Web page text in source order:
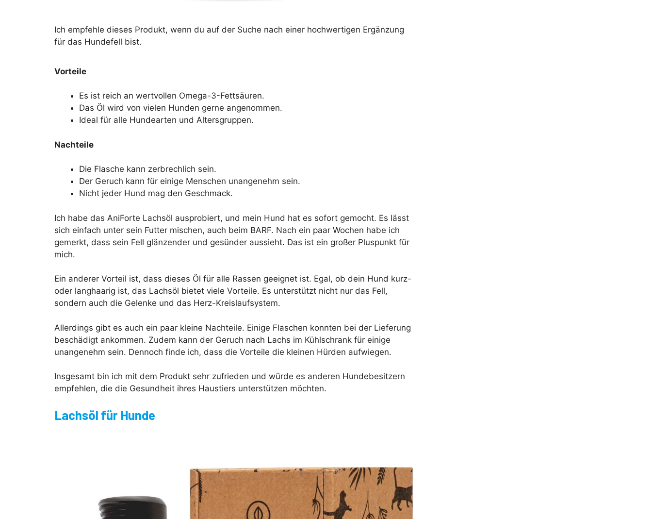
Ich empfehle dieses Produkt, wenn du auf der Suche nach einer hochwertigen Ergänzung
für das Hundefell bist.
Vorteile
Es ist reich an wertvollen Omega-3-Fettsäuren.
Das Öl wird von vielen Hunden gerne angenommen.
Ideal für alle Hundearten und Altersgruppen.
Nachteile
Die Flasche kann zerbrechlich sein.
Der Geruch kann für einige Menschen unangenehm sein.
Nicht jeder Hund mag den Geschmack.
Ich habe das AniForte Lachsöl ausprobiert, und mein Hund hat es sofort gemocht. Es lässt
sich einfach unter sein Futter mischen, auch beim BARF. Nach ein paar Wochen habe ich
gemerkt, dass sein Fell glänzender und gesünder aussieht. Das ist ein großer Pluspunkt für
mich.
Ein anderer Vorteil ist, dass dieses Öl für alle Rassen geeignet ist. Egal, ob dein Hund kurz-
oder langhaarig ist, das Lachsöl bietet viele Vorteile. Es unterstützt nicht nur das Fell,
sondern auch die Gelenke und das Herz-Kreislaufsystem.
Allerdings gibt es auch ein paar kleine Nachteile. Einige Flaschen konnten bei der Lieferung
beschädigt ankommen. Zudem kann der Geruch nach Lachs im Kühlschrank für einige
unangenehm sein. Dennoch finde ich, dass die Vorteile die kleinen Hürden aufwiegen.
Insgesamt bin ich mit dem Produkt sehr zufrieden und würde es anderen Hundebesitzern
empfehlen, die die Gesundheit ihres Haustiers unterstützen möchten.
Lachsöl für Hunde